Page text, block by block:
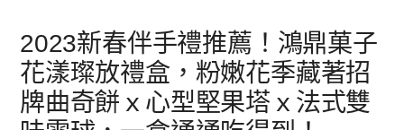
2023新春伴手禮推薦！鴻鼎菓子
花漾璨放禮盒，粉嫩花季藏著招
牌曲奇餅ｘ心型堅果塔ｘ法式雙